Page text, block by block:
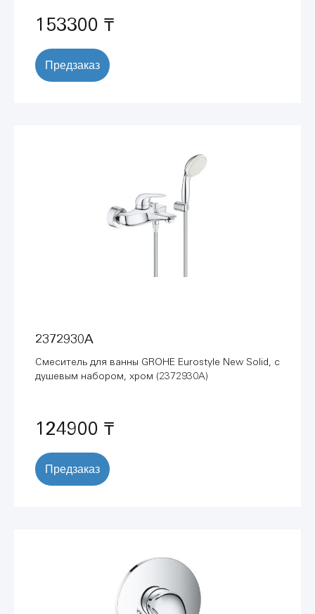
153300 ₸
Предзаказ
2372930A
Смеситель для ванны GROHE Eurostyle New Solid, с
душевым набором, хром (2372930A)
124900 ₸
Предзаказ